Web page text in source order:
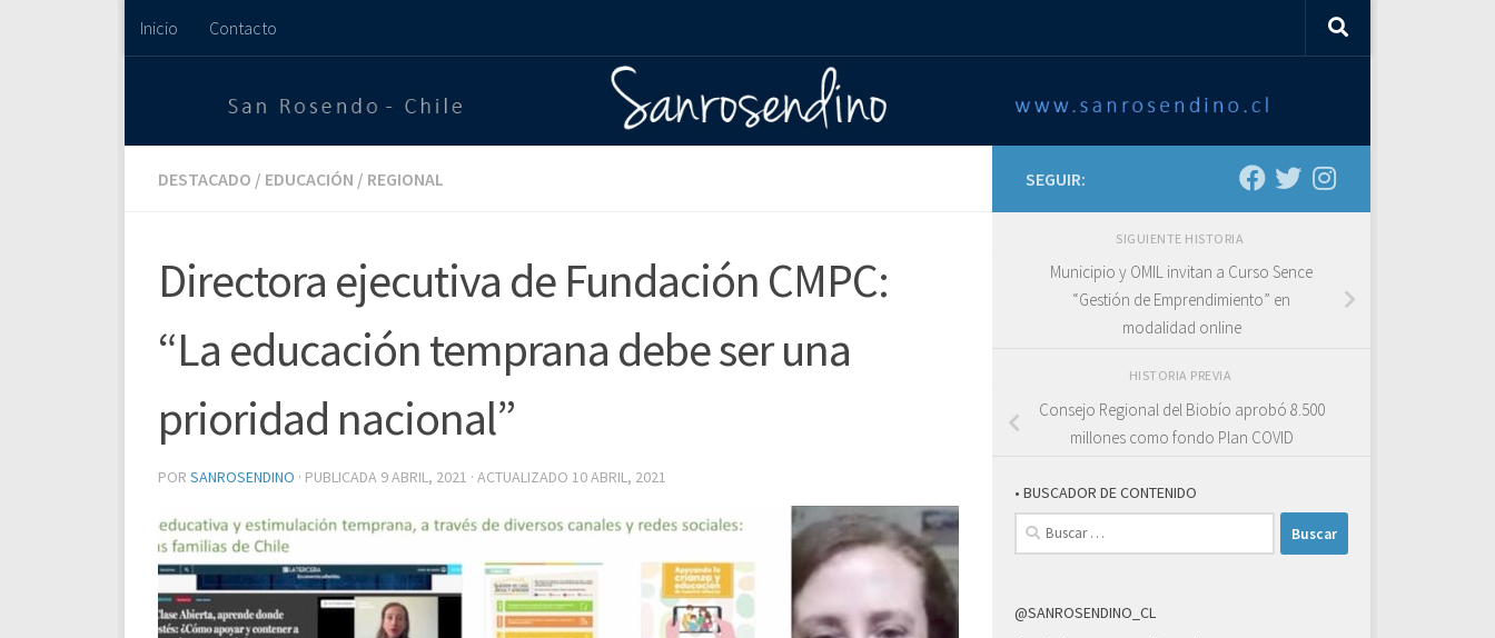
Saltar al contenido
Inicio Contacto
DESTACADO / EDUCACIÓN / REGIONAL
Directora ejecutiva de Fundación CMPC:
“La educación temprana debe ser una
prioridad nacional”
POR SANROSENDINO · PUBLICADA 9 ABRIL, 2021 · ACTUALIZADO 10 ABRIL, 2021
SEGUIR:
SIGUIENTE HISTORIA
Municipio y OMIL invitan a Curso Sence
“Gestión de Emprendimiento” en
modalidad online
HISTORIA PREVIA
Consejo Regional del Biobío aprobó 8.500
millones como fondo Plan COVID
• BUSCADOR DE CONTENIDO
Buscar:
@SANROSENDINO_CL